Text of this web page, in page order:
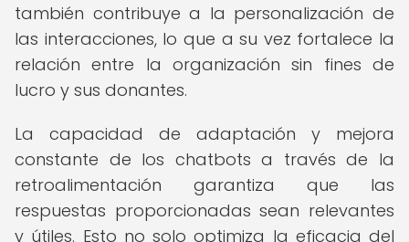
también contribuye a la personalización de
las interacciones, lo que a su vez fortalece la
relación entre la organización sin fines de
lucro y sus donantes.
La capacidad de adaptación y mejora
constante de los chatbots a través de la
retroalimentación garantiza que las
respuestas proporcionadas sean relevantes
y útiles. Esto no solo optimiza la eficacia del